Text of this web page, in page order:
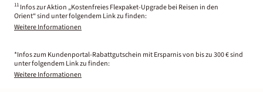
11 Infos zur Aktion „Kostenfreies Flexpaket-Upgrade bei Reisen in den
Orient“ sind unter folgendem Link zu finden:
Weitere Informationen
*Infos zum Kundenportal-Rabattgutschein mit Ersparnis von bis zu 300 € sind
unter folgendem Link zu finden:
Weitere Informationen